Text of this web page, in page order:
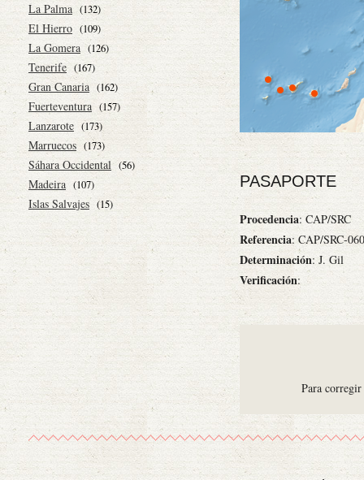
La Palma (132)
El Hierro (109)
La Gomera (126)
Tenerife (167)
Gran Canaria (162)
Fuerteventura (157)
Lanzarote (173)
Marruecos (173)
Sáhara Occidental (56)
Madeira (107)
Islas Salvajes (15)
PASAPORTE
Procedencia: CAP/SRC
Referencia: CAP/SRC-060
Determinación: J. Gil
Verificación:
Para